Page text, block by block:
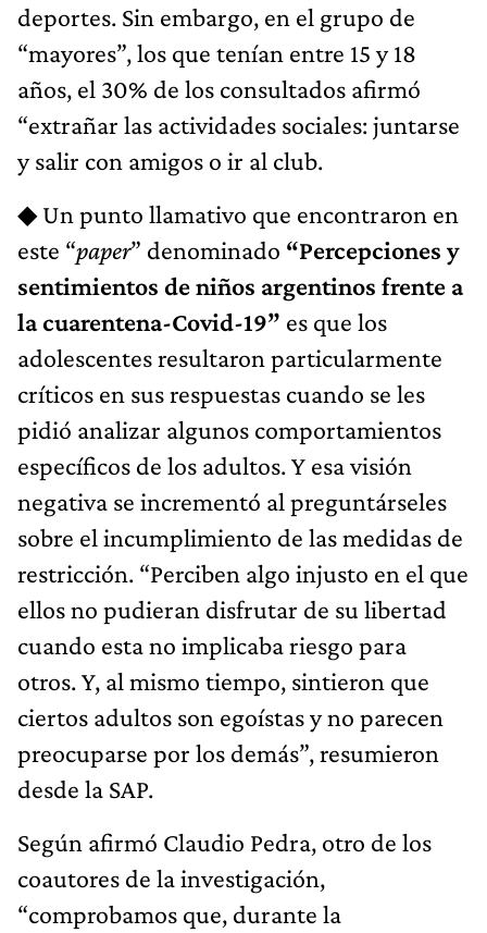
deportes. Sin embargo, en el grupo de
“mayores”, los que tenían entre 15 y 18
años, el 30% de los consultados afirmó
“extrañar las actividades sociales: juntarse
y salir con amigos o ir al club.
◆ Un punto llamativo que encontraron en
este “paper” denominado “Percepciones y
sentimientos de niños argentinos frente a
la cuarentena-Covid-19” es que los
adolescentes resultaron particularmente
críticos en sus respuestas cuando se les
pidió analizar algunos comportamientos
específicos de los adultos. Y esa visión
negativa se incrementó al preguntárseles
sobre el incumplimiento de las medidas de
restricción. “Perciben algo injusto en el que
ellos no pudieran disfrutar de su libertad
cuando esta no implicaba riesgo para
otros. Y, al mismo tiempo, sintieron que
ciertos adultos son egoístas y no parecen
preocuparse por los demás”, resumieron
desde la SAP.
Según afirmó Claudio Pedra, otro de los
coautores de la investigación,
“comprobamos que, durante la